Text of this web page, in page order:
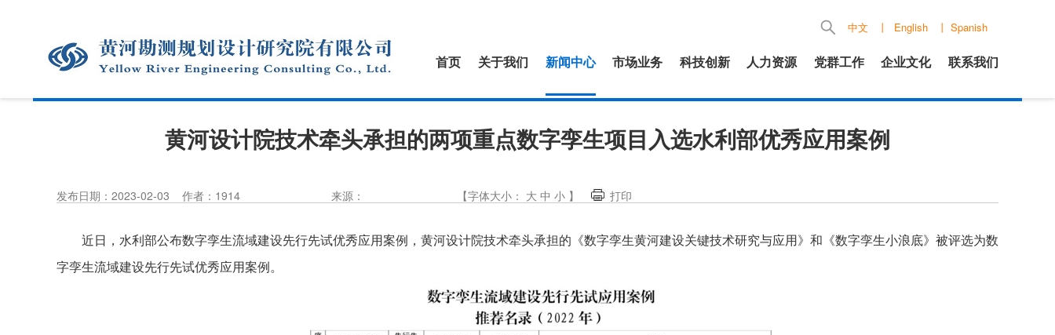
中文 丨 English丨 Spanish
首页 关于我们 新闻中心 市场业务 科技创新 人力资源 党群工作 企业文化 联系我们
黄河设计院技术牵头承担的两项重点数字孪生项目入选水利部优秀应用案例
发布日期：2023-02-03 作者：1914 来源： 【字体大小： 大 中 小 】 打印
近日，水利部公布数字孪生流域建设先行先试优秀应用案例，黄河设计院技术牵头承担的《数字孪生黄河建设关键技术研究与应用》和《数字孪生小浪底》被评选为数
字孪生流域建设先行先试优秀应用案例。